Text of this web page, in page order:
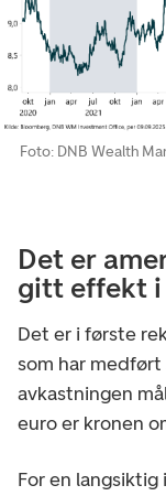
Foto: DNB Wealth
Det er
gitt effekt i
Det er i første
som har
avkastningen
euro er kronen
For en